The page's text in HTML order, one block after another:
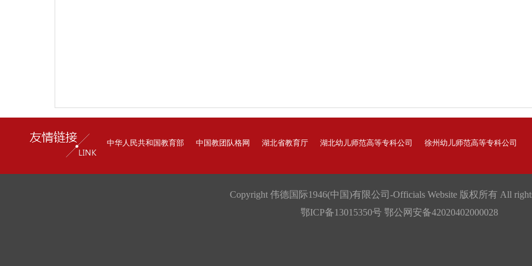
中华人民共和国教育部 中国教团队格网 湖北省教育厅 湖北幼儿师范高等专科公司 徐州幼儿师范高等专科公司
Copyright 伟德国际1946(中国)有限公司-Officials Website 版权所有 All
鄂ICP备13015350号 鄂公网安备42020402000028